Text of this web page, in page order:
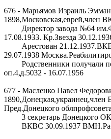
676 - Марьямов Израиль
1898,Московская,еврей,член
Директор завода №64
17.08.1933. Кр.Звезда
Арестован
29.07.1938
Родственники получали
оп.4,д.5032 - 16.07.1956
677 - Масленко Павел
1890,Донецкая,украинец,член
Пред.Донецкого
3 секретарь Донецкого
ВКВС 30.09.1937